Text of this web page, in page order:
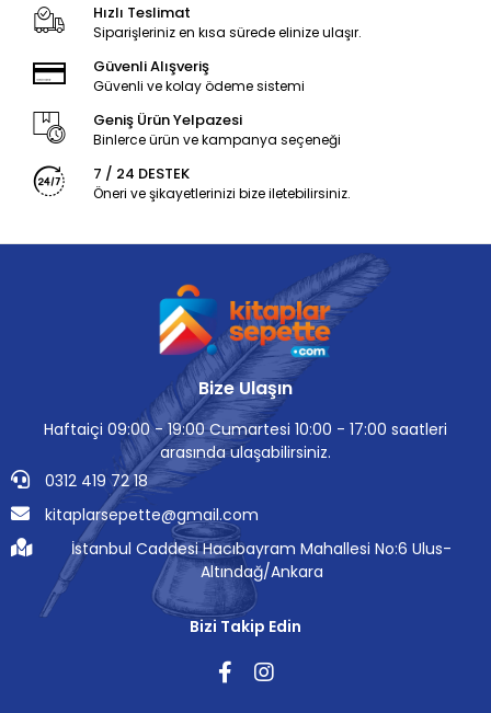
Hızlı Teslimat
Siparişleriniz en kısa sürede elinize ulaşır.
Güvenli Alışveriş
Güvenli ve kolay ödeme sistemi
Geniş Ürün Yelpazesi
Binlerce ürün ve kampanya seçeneği
7 / 24 DESTEK
Öneri ve şikayetlerinizi bize iletebilirsiniz.
Bize Ulaşın
Haftaiçi 09:00 - 19:00 Cumartesi 10:00 - 17:00 saatleri
arasında ulaşabilirsiniz.
0312 419 72 18
kitaplarsepette@gmail.com
İstanbul Caddesi Hacıbayram Mahallesi No:6 Ulus-
Altındağ/Ankara
Bizi Takip Edin